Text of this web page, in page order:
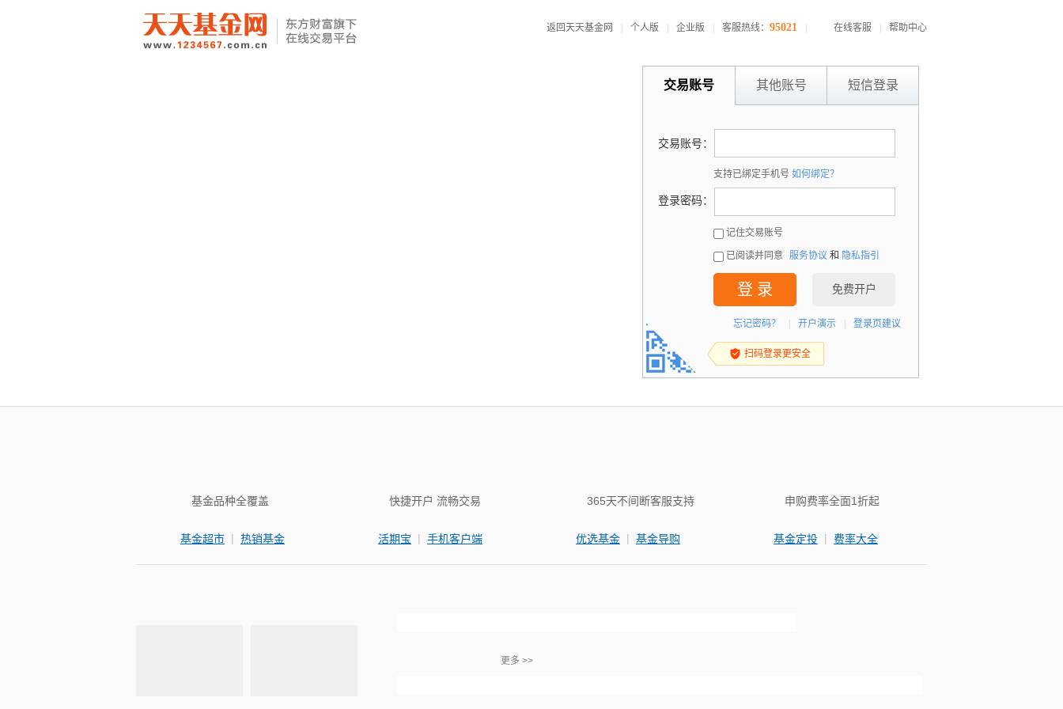
返回天天基金网 个人版 企业版 客服热线： 95021 在线客服 帮助中心
交易账号 其他账号 短信登录
交易账号：
支持已绑定手机号 如何绑定？
登录密码：
记住交易账号
已阅读并同意 服务协议 和 隐私指引
登 录 免费开户
忘记密码？ 开户演示 登录页建议
扫码登录更安全
基金品种全覆盖
基金超市 | 热销基金
快捷开户 流畅交易
活期宝 | 手机客户端
365天不间断客服支持
优选基金 | 基金导购
申购费率全面1折起
基金定投 | 费率大全
更多 >>